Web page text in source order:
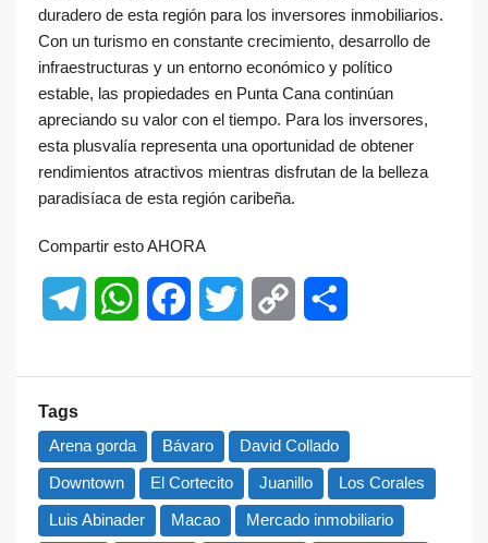
duradero de esta región para los inversores inmobiliarios.
Con un turismo en constante crecimiento, desarrollo de
infraestructuras y un entorno económico y político
estable, las propiedades en Punta Cana continúan
apreciando su valor con el tiempo. Para los inversores,
esta plusvalía representa una oportunidad de obtener
rendimientos atractivos mientras disfrutan de la belleza
paradisíaca de esta región caribeña.
Compartir esto AHORA
TelegramWhatsAppFacebookTwitter Copy
Tags
Arena gorda
Bávaro
David Collado
Downtown
El Cortecito Juanillo
Los Corales
Luis Abinader
Macao Mercado inmobiliario